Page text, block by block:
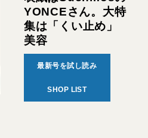
YONCEさん。大特
集は「くい止め」
美容
最新号を試し読み
SHOP LIST